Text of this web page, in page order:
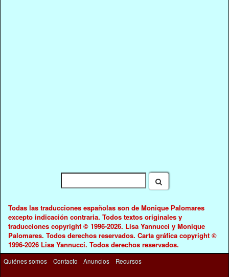
Todas las traducciones españolas son de Monique Palomares
excepto indicación contraria. Todos textos originales y
traducciones copyright © 1996-2026. Lisa Yannucci y Monique
Palomares. Todos derechos reservados. Carta gráfica copyright ©
1996-2026 Lisa Yannucci. Todos derechos reservados.
Quiénes somos Contacto Anuncios Recursos